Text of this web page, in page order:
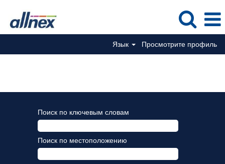
Язык Просмотрите профиль
Поиск по ключевым словам
Поиск по местоположению